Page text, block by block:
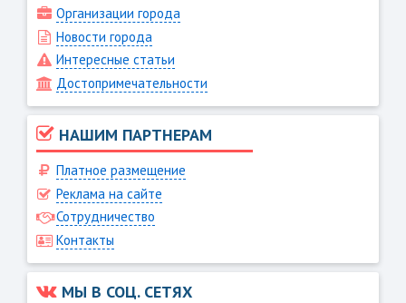
Организации города
Новости города
Интересные статьи
Достопримечательности
НАШИМ ПАРТНЕРАМ
Платное размещение
Реклама на сайте
Сотрудничество
Контакты
МЫ В СОЦ. СЕТЯХ